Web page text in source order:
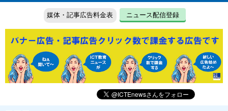
媒体・記事広告料金表 ニュース配信登録